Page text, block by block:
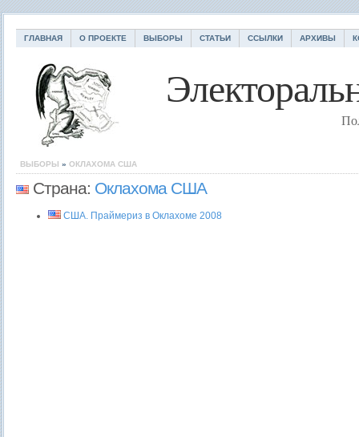
ГЛАВНАЯ О ПРОЕКТЕ ВЫБОРЫ СТАТЬИ ССЫЛКИ АРХИВЫ
ВЫБОРЫ » ОКЛАХОМА США
Страна: Оклахома США
США. Праймериз в Оклахоме 2008